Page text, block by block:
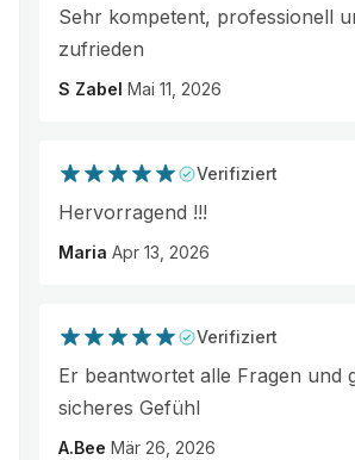
Sehr kompetent, professionell
zufrieden
S Zabel Mai 11, 2026
Verifiziert
Hervorragend !!!
Maria Apr 13, 2026
Verifiziert
Er beantwortet alle Fragen und
sicheres Gefühl
A.Bee Mär 26, 2026